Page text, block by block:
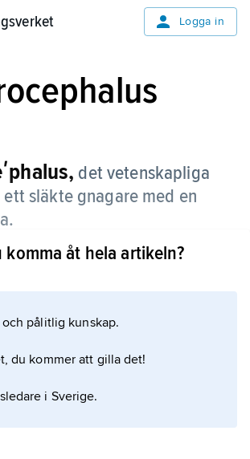
Logga in
det vetenskapliga
släkte gnagare med en
om artikeln
komma åt hela artikeln?
pålitlig kunskap.
du kommer att gilla det!
i Sverige.